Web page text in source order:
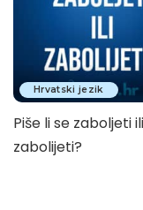
Hrvatski jezik
Piše li se zaboljeti ili
zabolijeti?